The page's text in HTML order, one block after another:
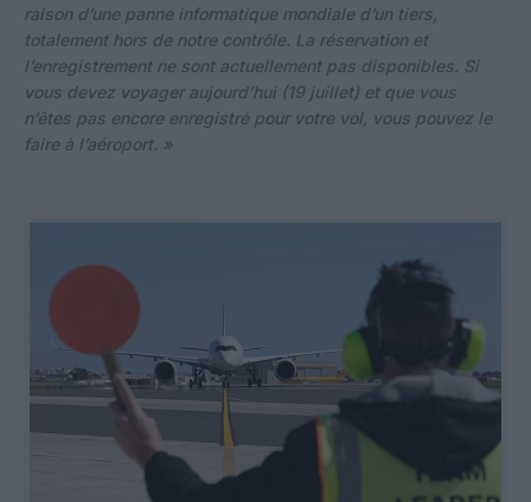
raison d’une panne informatique mondiale d’un tiers,
totalement hors de notre contrôle. La réservation et
l’enregistrement ne sont actuellement pas disponibles. Si
vous devez voyager aujourd’hui (19 juillet) et que vous
n’êtes pas encore enregistré pour votre vol, vous pouvez le
faire à l’aéroport. »